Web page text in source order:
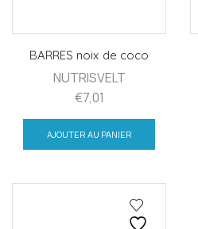
BARRES noix de coco
NUTRISVELT
€7,01
AJOUTER AU PANIER